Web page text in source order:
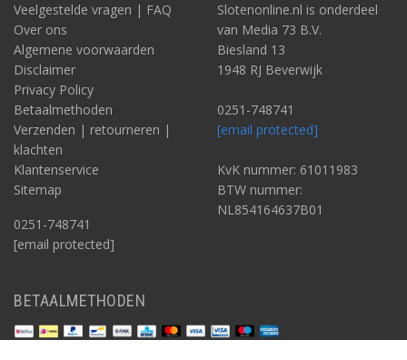
Veelgestelde vragen | FAQ
Over ons
Algemene voorwaarden
Disclaimer
Privacy Policy
Betaalmethoden
Verzenden | retourneren |
klachten
Klantenservice
Sitemap
0251-748741
[email protected]
Slotenonline.nl is onderdeel
van Media 73 B.V.
Biesland 13
1948 RJ Beverwijk
0251-748741
[email protected]
KvK nummer: 61011983
BTW nummer:
NL854164637B01
BETAALMETHODEN